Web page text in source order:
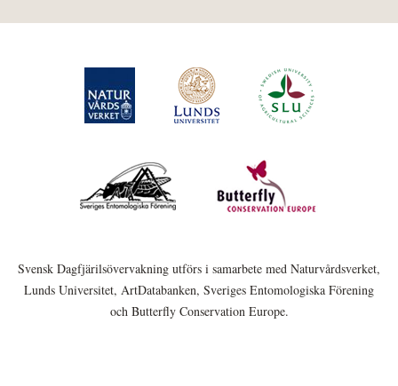
Svensk Dagfjärilsövervakning utförs i samarbete med Naturvårdsverket,
Lunds Universitet, ArtDatabanken, Sveriges Entomologiska Förening
och Butterfly Conservation Europe.